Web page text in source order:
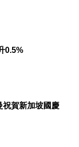
0.5%
祝賀新加坡國慶